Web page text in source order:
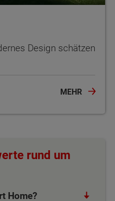
Design schätzen
MEHR
rund um
Home?